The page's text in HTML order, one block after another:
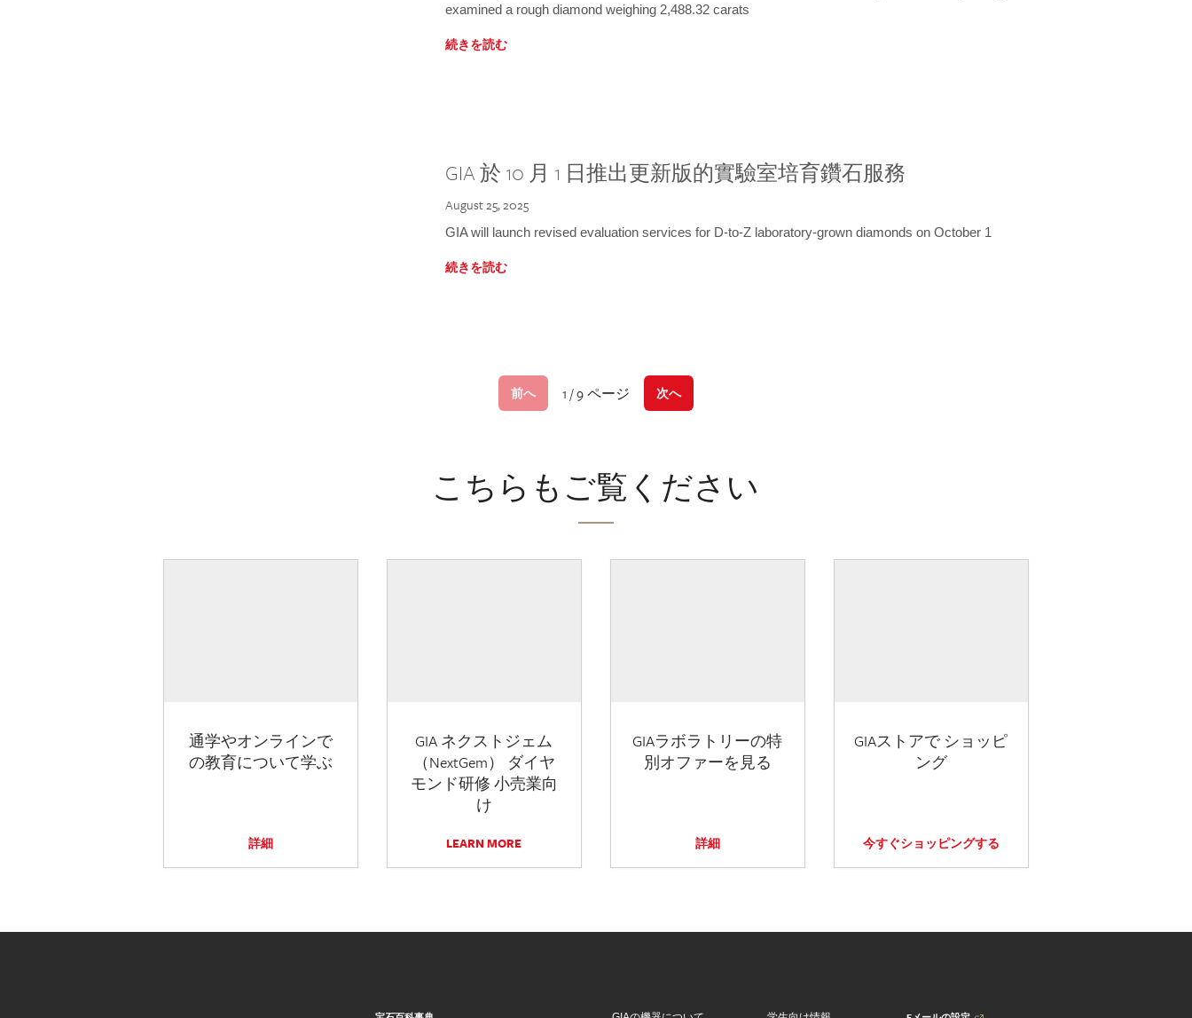
examined a rough diamond weighing 2,488.32 carats
続きを読む
GIA 於 10 月 1 日推出更新版的實驗室培育鑽石服務
August 25, 2025
GIA will launch revised evaluation services for D-to-Z laboratory-grown diamonds on October 1
続きを読む
前へ 1 / 9 ページ 次へ
こちらもご覧ください
通学やオンラインで
の教育について学ぶ
詳細
GIA ネクストジェム
（NextGem） ダイヤ
モンド研修 小売業向
け
LEARN MORE
GIAラボラトリーの特
別オファーを見る
詳細
GIAストアで ショッピ
ング
今すぐショッピングする